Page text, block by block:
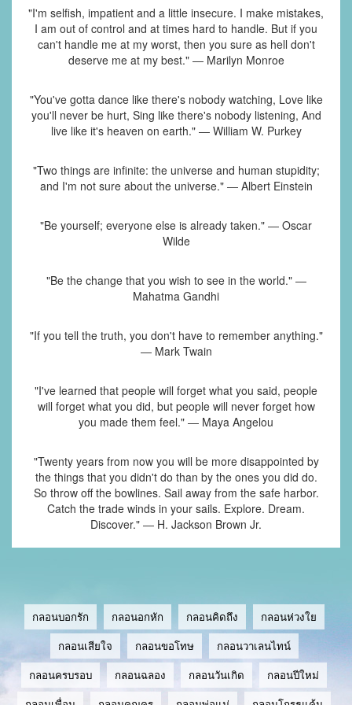
"I'm selfish, impatient and a little insecure. I make mistakes,
I am out of control and at times hard to handle. But if you
can't handle me at my worst, then you sure as hell don't
deserve me at my best." ― Marilyn Monroe
"You've gotta dance like there's nobody watching, Love like
you'll never be hurt, Sing like there's nobody listening, And
live like it's heaven on earth." ― William W. Purkey
"Two things are infinite: the universe and human stupidity;
and I'm not sure about the universe." ― Albert Einstein
"Be yourself; everyone else is already taken." ― Oscar
Wilde
"Be the change that you wish to see in the world." ―
Mahatma Gandhi
"If you tell the truth, you don't have to remember anything."
― Mark Twain
"I've learned that people will forget what you said, people
will forget what you did, but people will never forget how
you made them feel." ― Maya Angelou
"Twenty years from now you will be more disappointed by
the things that you didn't do than by the ones you did do.
So throw off the bowlines. Sail away from the safe harbor.
Catch the trade winds in your sails. Explore. Dream.
Discover." ― H. Jackson Brown Jr.
กลอนบอกรัก กลอนอกหัก กลอนคิดถึง กลอนห่วงใย
กลอนเสียใจ กลอนขอโทษ กลอนวาเลนไทน์
กลอนครบรอบ กลอนฉลอง กลอนวันเกิด กลอนปีใหม่